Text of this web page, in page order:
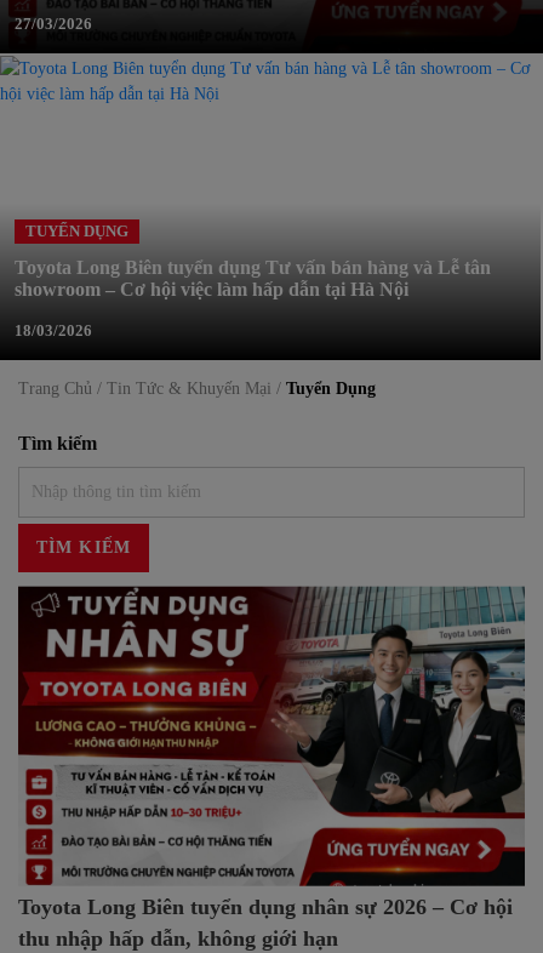
27/03/2026
TUYỂN DỤNG
Toyota Long Biên tuyển dụng Tư vấn bán hàng và Lễ tân
showroom – Cơ hội việc làm hấp dẫn tại Hà Nội
18/03/2026
Trang Chủ / Tin Tức & Khuyến Mại / Tuyển Dụng
Tìm kiếm
TÌM KIẾM
Toyota Long Biên tuyển dụng nhân sự 2026 – Cơ hội
thu nhập hấp dẫn, không giới hạn